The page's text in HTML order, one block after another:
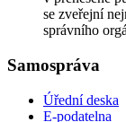
se zveřejní
správního
Samospráva
Úřední deska
E-podatelna